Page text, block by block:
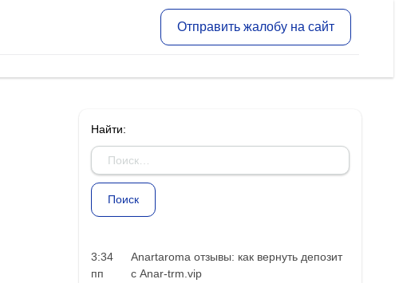
Отправить жалобу на сайт
Найти:
3:34
пп
Anartaroma отзывы: как вернуть депозит
с Anar-trm.vip